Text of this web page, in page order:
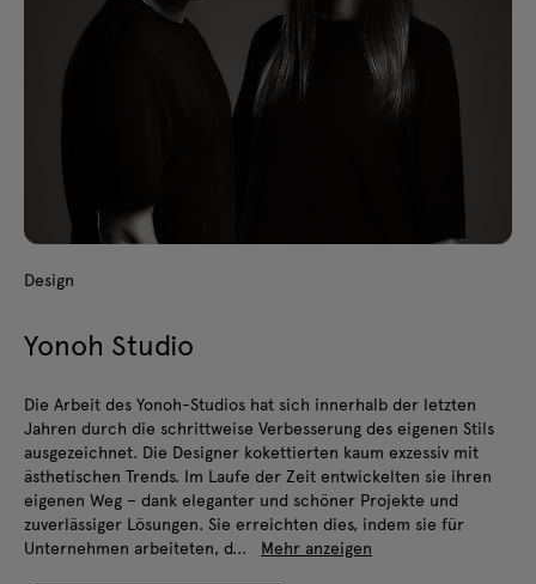
Design
Yonoh Studio
Die Arbeit des Yonoh-Studios hat sich innerhalb der letzten
Jahren durch die schrittweise Verbesserung des eigenen Stils
ausgezeichnet. Die Designer kokettierten kaum exzessiv mit
ästhetischen Trends. Im Laufe der Zeit entwickelten sie ihren
eigenen Weg – dank eleganter und schöner Projekte und
zuverlässiger Lösungen. Sie erreichten dies, indem sie für
Unternehmen arbeiteten, d...
Mehr anzeigen